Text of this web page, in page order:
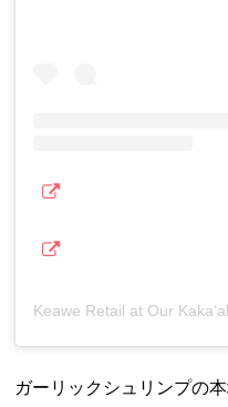
ガーリックシュリンプの